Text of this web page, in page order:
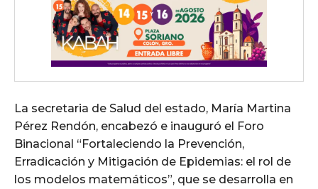
La secretaria de Salud del estado, María Martina
Pérez Rendón, encabezó e inauguró el Foro
Binacional “Fortaleciendo la Prevención,
Erradicación y Mitigación de Epidemias: el rol de
los modelos matemáticos”, que se desarrolla en